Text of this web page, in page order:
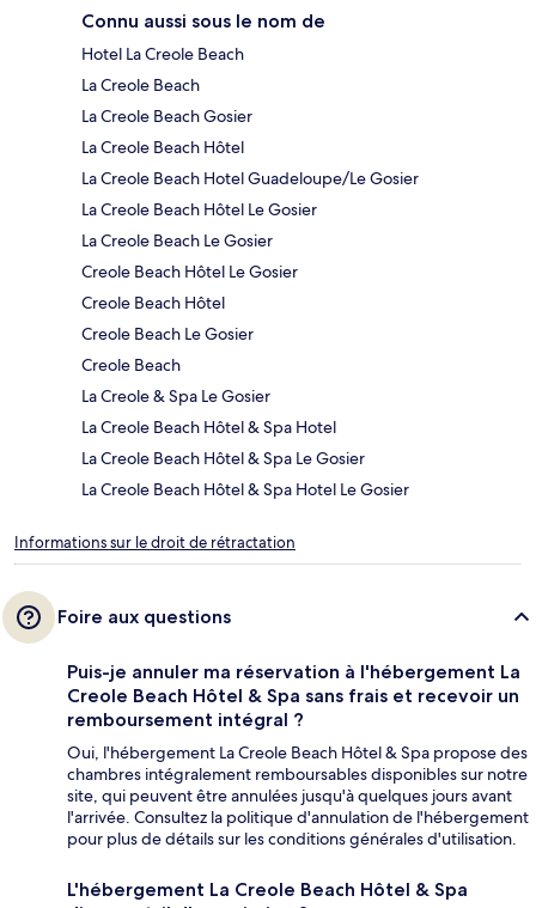
Connu aussi sous le nom de
Hotel La Creole Beach
La Creole Beach
La Creole Beach Gosier
La Creole Beach Hôtel
La Creole Beach Hotel Guadeloupe/Le Gosier
La Creole Beach Hôtel Le Gosier
La Creole Beach Le Gosier
Creole Beach Hôtel Le Gosier
Creole Beach Hôtel
Creole Beach Le Gosier
Creole Beach
La Creole & Spa Le Gosier
La Creole Beach Hôtel & Spa Hotel
La Creole Beach Hôtel & Spa Le Gosier
La Creole Beach Hôtel & Spa Hotel Le Gosier
Informations sur le droit de rétractation
Foire aux questions
Puis-je annuler ma réservation à l'hébergement La
Creole Beach Hôtel & Spa sans frais et recevoir un
remboursement intégral ?
Oui, l'hébergement La Creole Beach Hôtel & Spa propose des
chambres intégralement remboursables disponibles sur notre
site, qui peuvent être annulées jusqu'à quelques jours avant
l'arrivée. Consultez la politique d'annulation de l'hébergement
pour plus de détails sur les conditions générales d'utilisation.
L'hébergement La Creole Beach Hôtel & Spa